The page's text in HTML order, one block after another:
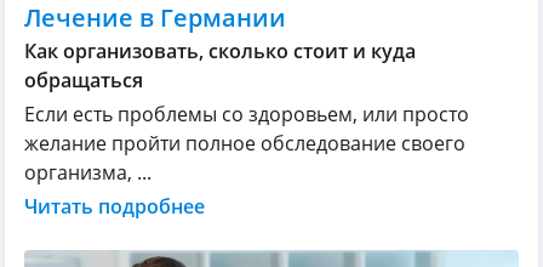
Лечение в Германии
Как организовать, сколько стоит и куда
обращаться
Если есть проблемы со здоровьем, или просто
желание пройти полное обследование своего
организма, ...
Читать подробнее